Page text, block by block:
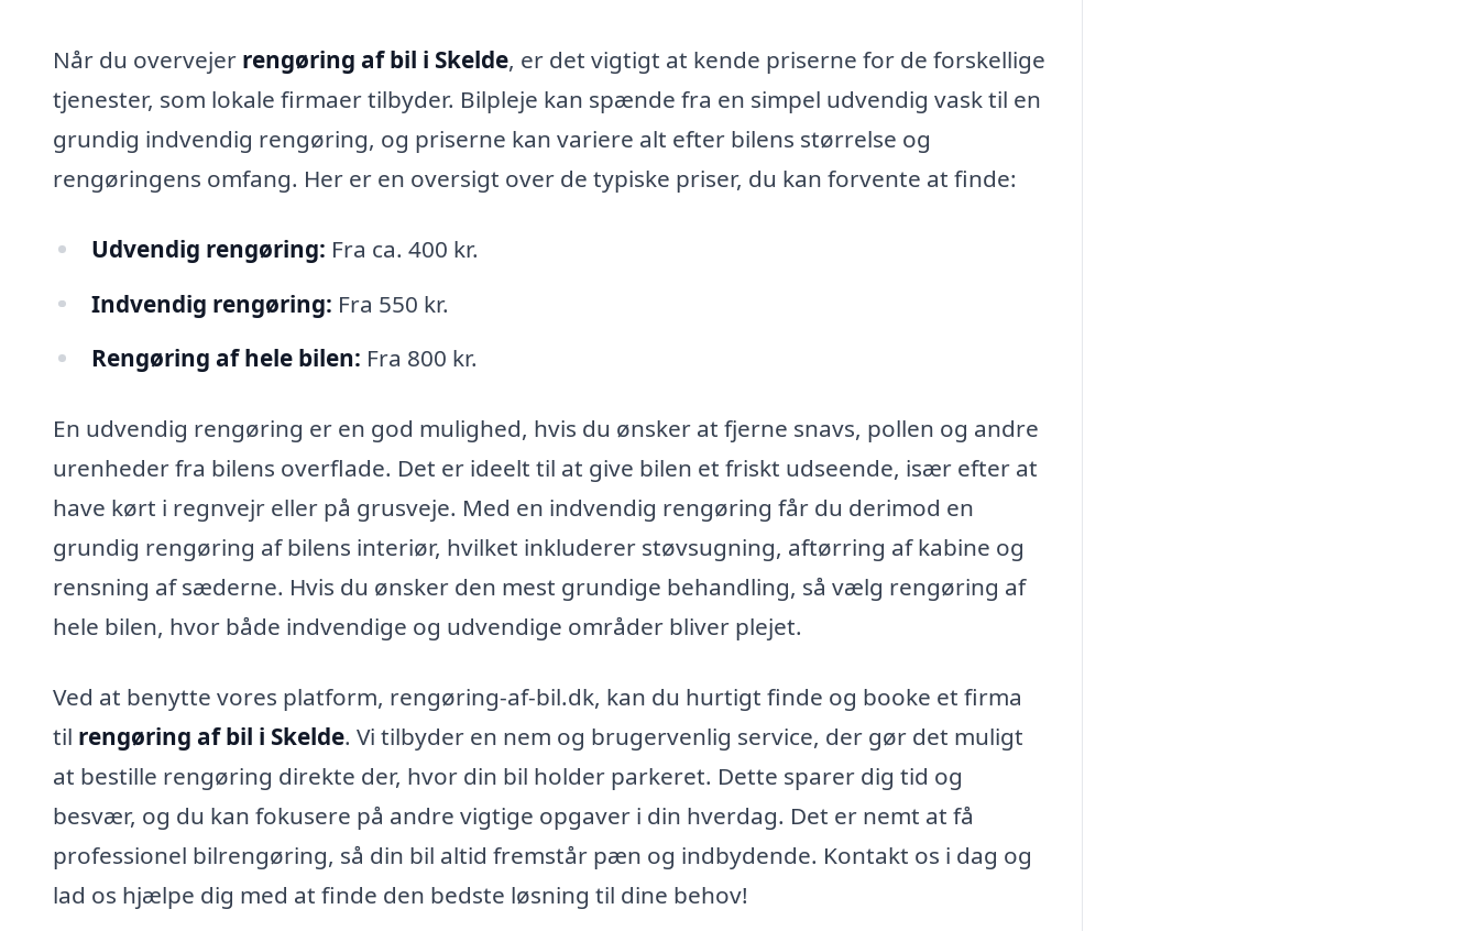
Når du overvejer rengøring af bil i Skelde, er det vigtigt at kende priserne for de forskellige
tjenester, som lokale firmaer tilbyder. Bilpleje kan spænde fra en simpel udvendig vask til en
grundig indvendig rengøring, og priserne kan variere alt efter bilens størrelse og
rengøringens omfang. Her er en oversigt over de typiske priser, du kan forvente at finde:
Udvendig rengøring: Fra ca. 400 kr.
Indvendig rengøring: Fra 550 kr.
Rengøring af hele bilen: Fra 800 kr.
En udvendig rengøring er en god mulighed, hvis du ønsker at fjerne snavs, pollen og andre
urenheder fra bilens overflade. Det er ideelt til at give bilen et friskt udseende, især efter at
have kørt i regnvejr eller på grusveje. Med en indvendig rengøring får du derimod en
grundig rengøring af bilens interiør, hvilket inkluderer støvsugning, aftørring af kabine og
rensning af sæderne. Hvis du ønsker den mest grundige behandling, så vælg rengøring af
hele bilen, hvor både indvendige og udvendige områder bliver plejet.
Ved at benytte vores platform, rengøring-af-bil.dk, kan du hurtigt finde og booke et firma
til rengøring af bil i Skelde. Vi tilbyder en nem og brugervenlig service, der gør det muligt
at bestille rengøring direkte der, hvor din bil holder parkeret. Dette sparer dig tid og
besvær, og du kan fokusere på andre vigtige opgaver i din hverdag. Det er nemt at få
professionel bilrengøring, så din bil altid fremstår pæn og indbydende. Kontakt os i dag og
lad os hjælpe dig med at finde den bedste løsning til dine behov!